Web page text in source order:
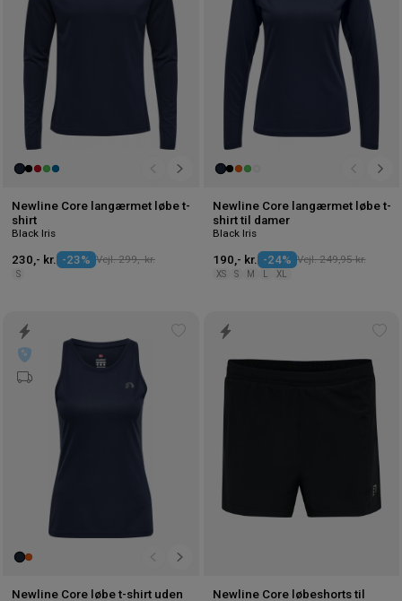
Newline Core langærmet løbe t-
shirt
Black Iris
230,- kr. -23% Vejl. 299,- kr.
S
Newline Core langærmet løbe t-
shirt til damer
Black Iris
190,- kr. -24% Vejl. 249,95 kr.
XS S M XL
ønskeliste
Newline Core løbe t-shirt uden
Newline Core løbeshorts til